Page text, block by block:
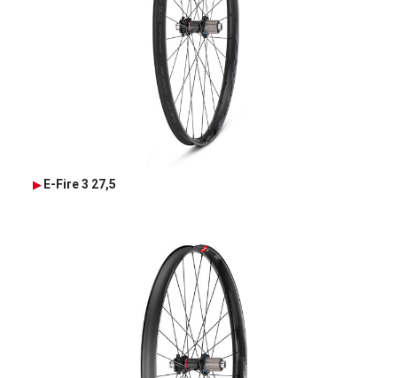
E-Fire 3 27,5